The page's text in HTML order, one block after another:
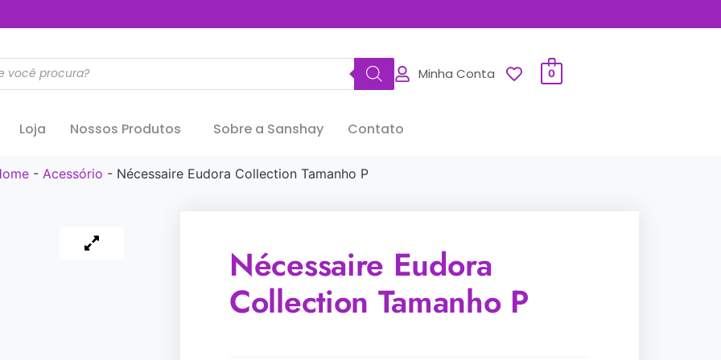
Minha Conta 0
Loja Nossos Produtos Sobre a Sanshay Contato
- Acessório - Nécessaire Eudora Collection Tamanho P
Nécessaire Eudora
Collection Tamanho P